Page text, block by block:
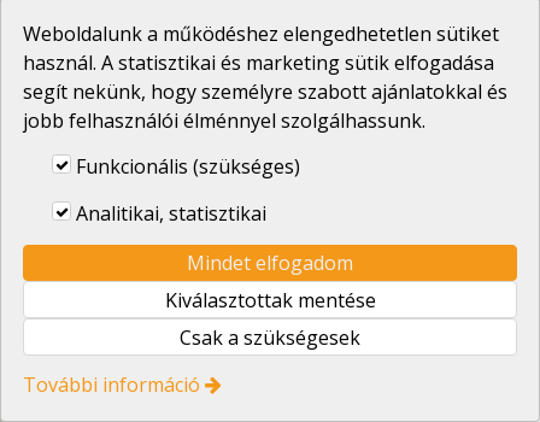
HÉFAL Kft.
© 2026 HÉFAL Kft. - Fémcsövek hajlítása, csőlézer,
fémmegmunkálás.
Alapítónk Impresszum Adatvédelmi
nyilatkozat
Kreatív website
Weboldalunk a működéshez elengedhetetlen sütiket
használ. A statisztikai és marketing sütik elfogadása
segít nekünk, hogy személyre szabott ajánlatokkal és
jobb felhasználói élménnyel szolgálhassunk.
Funkcionális (szükséges)
Analitikai, statisztikai
Mindet elfogadom
Kiválasztottak mentése
Csak a szükségesek
További információ